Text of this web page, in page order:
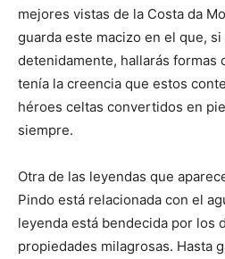
mejores vistas de la Costa da
guarda este macizo en el que,
detenidamente, hallarás formas
tenía la creencia que estos
héroes celtas convertidos en
siempre.
Otra de las leyendas que
Pindo está relacionada con el
leyenda está bendecida por los
propiedades milagrosas. Hasta